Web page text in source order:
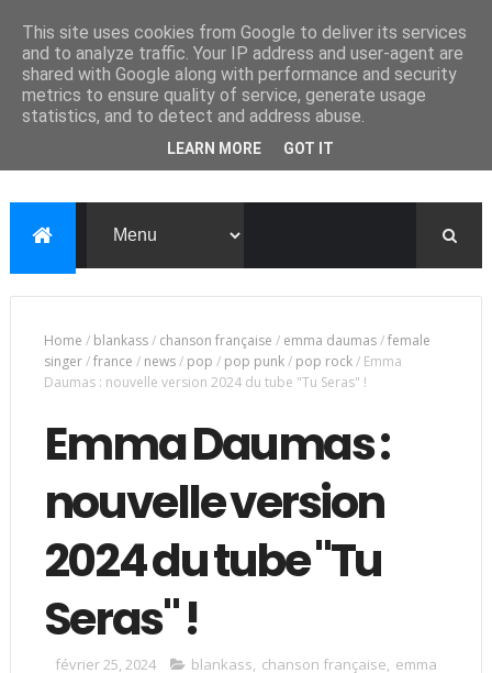
Home / blankass/ chanson française / emma daumas/female
singer/france / news/ pop / pop punk/ pop rock/ Emma
Daumas : nouvelle version 2024 du tube "Tu Seras" !
Emma Daumas :
nouvelle version
2024 du tube "Tu
Seras" !
février 25, 2024 blankass, chanson française, emma
This site uses cookies from Google to deliver its services
and to analyze traffic. Your IP address and user-agent are
shared with Google along with performance and security
metrics to ensure quality of service, generate usage
statistics, and to detect and address abuse.
LEARN MORE GOT IT